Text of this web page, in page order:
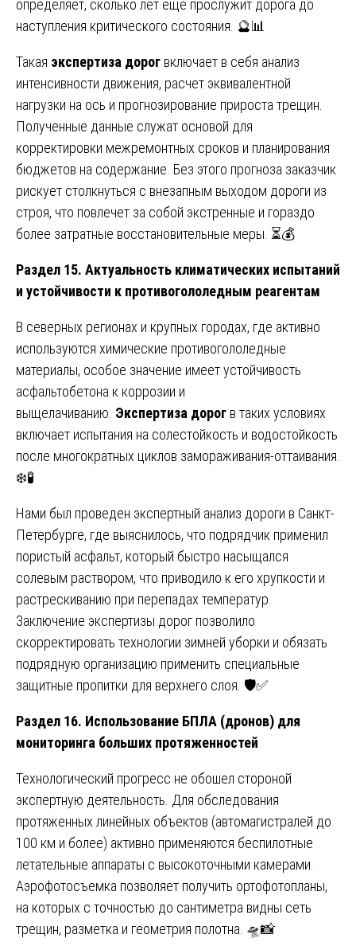
определяет, сколько лет еще прослужит дорога до
наступления критического состояния. 🔮📊
Такая экспертиза дорог включает в себя анализ
интенсивности движения, расчет эквивалентной
нагрузки на ось и прогнозирование прироста трещин.
Полученные данные служат основой для
корректировки межремонтных сроков и планирования
бюджетов на содержание. Без этого прогноза заказчик
рискует столкнуться с внезапным выходом дороги из
строя, что повлечет за собой экстренные и гораздо
более затратные восстановительные меры. ⏳💰
Раздел 15. Актуальность климатических испытаний
и устойчивости к противогололедным реагентам
В северных регионах и крупных городах, где активно
используются химические противогололедные
материалы, особое значение имеет устойчивость
асфальтобетона к коррозии и
выщелачиванию. Экспертиза дорог в таких условиях
включает испытания на солестойкость и водостойкость
после многократных циклов замораживания-оттаивания.
❄️🧪
Нами был проведен экспертный анализ дороги в Санкт-
Петербурге, где выяснилось, что подрядчик применил
пористый асфальт, который быстро насыщался
солевым раствором, что приводило к его хрупкости и
растрескиванию при перепадах температур.
Заключение экспертизы дорог позволило
скорректировать технологии зимней уборки и обязать
подрядную организацию применить специальные
защитные пропитки для верхнего слоя. 🛡️✅
Раздел 16. Использование БПЛА (дронов) для
мониторинга больших протяженностей
Технологический прогресс не обошел стороной
экспертную деятельность. Для обследования
протяженных линейных объектов (автомагистралей до
100 км и более) активно применяются беспилотные
летательные аппараты с высокоточными камерами.
Аэрофотосъемка позволяет получить ортофотопланы,
на которых с точностью до сантиметра видны сеть
трещин, разметка и геометрия полотна. 🛸📸